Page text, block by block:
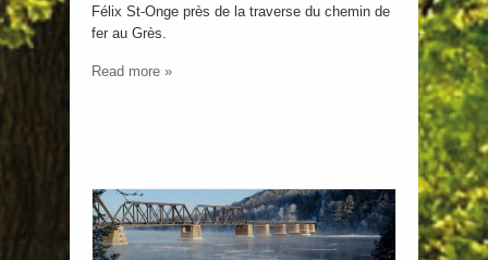
Félix St-Onge près de la traverse du chemin de
fer au Grès.
Read more »